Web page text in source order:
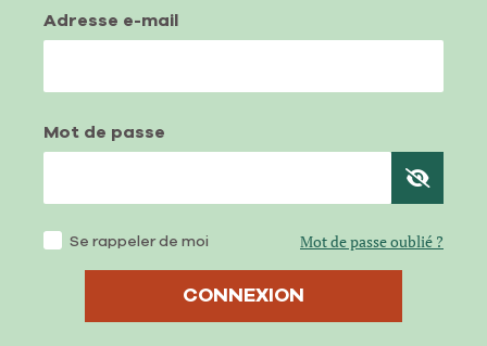
Adresse e-mail
Mot de passe
Se rappeler de moi Mot de passe oublié ?
CONNEXION